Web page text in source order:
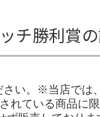
チ勝利賞
い。※当店では
れている商品に